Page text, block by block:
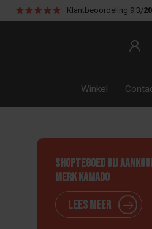
Klantbeoordeling 9.3/
Winkel
Shoptegoed bij
merk Kamado
Lees meer